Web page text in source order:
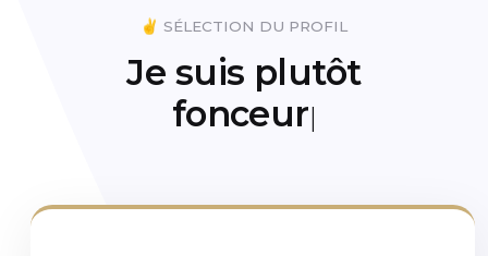
✌️ SÉLECTION DU PROFIL
Je suis plutôt
fonceur|